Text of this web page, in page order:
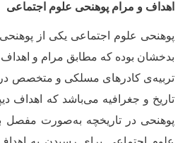
اهداف و مرام پوهنحی علوم اجتماعی
پوهنحی علوم اجتماعی یکی از پوهنحی
بدخشان بوده که مطابق مرام و
تربیهی کادرهای مسلکی و متخصص
تاریخ و جغرافیه میباشد که اهداف
پوهنحی در تاریخچه بهصورت مفصل